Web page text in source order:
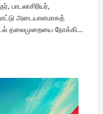
பாடலாசிரியர்,
அடையாளமாகத்
தலைமுறையை நோக்கி...